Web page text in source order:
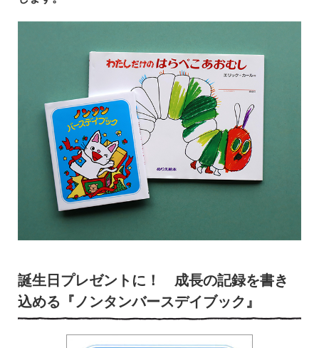
誕生日プレゼントに！ 成長の記録を書き
込める『ノンタンバースデイブック』